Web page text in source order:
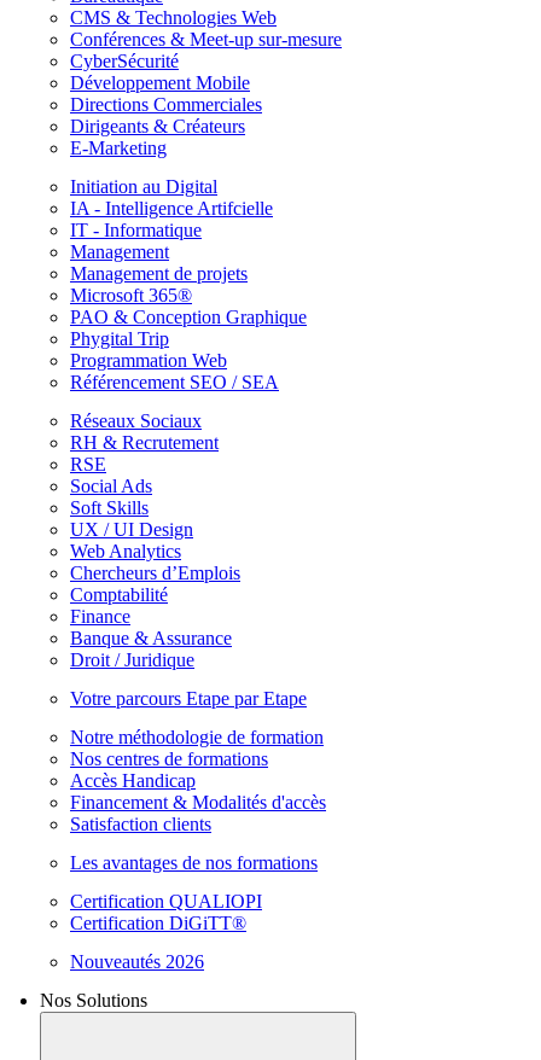
CMS & Technologies Web
Conférences & Meet-up sur-mesure
CyberSécurité
Développement Mobile
Directions Commerciales
Dirigeants & Créateurs
E-Marketing
Initiation au Digital
IA - Intelligence Artifcielle
IT - Informatique
Management
Management de projets
Microsoft 365®
PAO & Conception Graphique
Phygital Trip
Programmation Web
Référencement SEO / SEA
Réseaux Sociaux
RH & Recrutement
RSE
Social Ads
Soft Skills
UX / UI Design
Web Analytics
Chercheurs d’Emplois
Comptabilité
Finance
Banque & Assurance
Droit / Juridique
Votre parcours Etape par Etape
Notre méthodologie de formation
Nos centres de formations
Accès Handicap
Financement & Modalités d'accès
Satisfaction clients
Les avantages de nos formations
Certification QUALIOPI
Certification DiGiTT®
Nouveautés 2026
Nos Solutions